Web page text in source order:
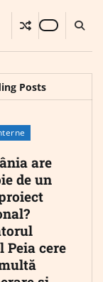
Posts
are
de un
Peia cere